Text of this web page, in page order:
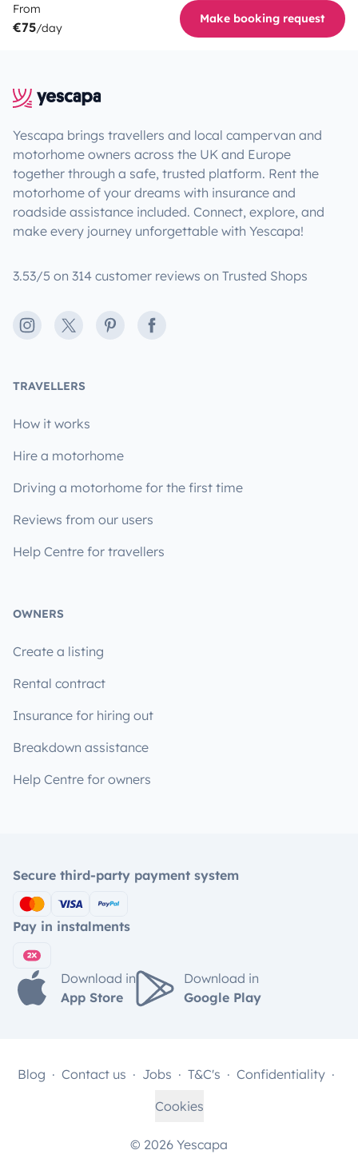
From
€75/day
Make booking request
Yescapa brings travellers and local campervan and
motorhome owners across the UK and Europe
together through a safe, trusted platform. Rent the
motorhome of your dreams with insurance and
roadside assistance included. Connect, explore, and
make every journey unforgettable with Yescapa!
3.53/5 on 314 customer reviews on Trusted Shops
Instagram
X PinterestFacebook
TRAVELLERS
How it works
Hire a motorhome
Driving a motorhome for the first time
Reviews from our users
Help Centre for travellers
OWNERS
Create a listing
Rental contract
Insurance for hiring out
Breakdown assistance
Help Centre for owners
Secure third-party payment system
Pay in instalments
Download in
App Store
Download in
Google Play
© 2026 Yescapa
Blog Contact us Jobs T&C's
Confidentiality
Cookies